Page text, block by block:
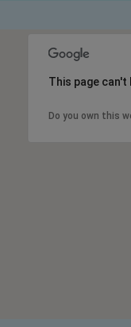
This page
Do you own this